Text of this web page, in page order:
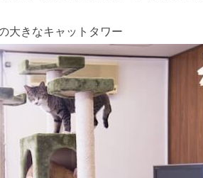
大きなキャットタワー